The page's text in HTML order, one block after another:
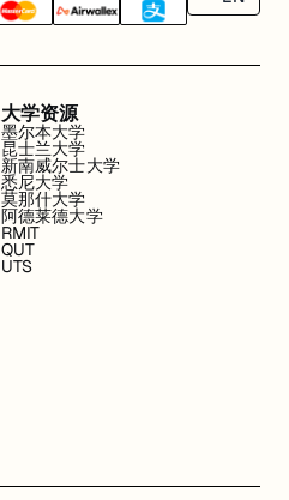
大学资源
墨尔本大学
昆士兰大学
新南威尔士大学
悉尼大学
莫那什大学
阿德莱德大学
RMIT
QUT
UTS